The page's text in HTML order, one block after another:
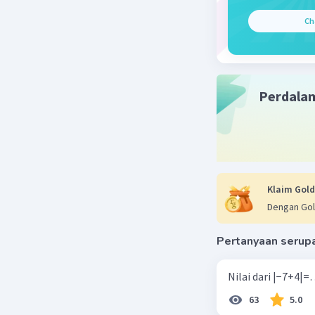
\to 0}
\sec(x +
Beri
Klaim
Dengan
Pertanyaan
63 5.0